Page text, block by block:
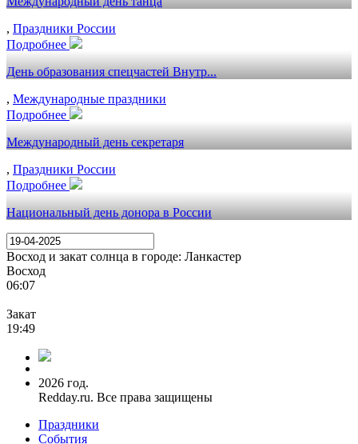
, Праздники России
Подробнее
День образования спецчастей Внутр...
, Международные праздники
Подробнее
Международный день секретаря
, Праздники России
Подробнее
Национальный день донора в России
Восход и закат солнца в городе: Ланкастер
Восход
06:07
Закат
19:49
2026 год.
Redday.ru. Все права защищены
Праздники
События